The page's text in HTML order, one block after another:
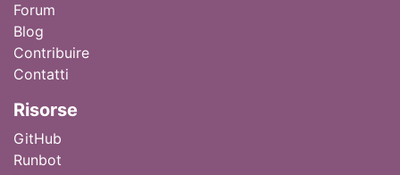
Forum
Blog
Contribuire
Contatti
Risorse
GitHub
Runbot